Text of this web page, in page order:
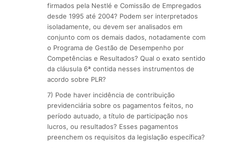
firmados pela Nestlé e Comissão de Empregados
desde 1995 até 2004? Podem ser interpretados
isoladamente, ou devem ser analisados em
conjunto com os demais dados, notadamente com
o Programa de Gestão de Desempenho por
Competências e Resultados? Qual o exato sentido
da cláusula 6ª contida nesses instrumentos de
acordo sobre PLR?
7) Pode haver incidência de contribuição
previdenciária sobre os pagamentos feitos, no
período autuado, a título de participação nos
lucros, ou resultados? Esses pagamentos
preenchem os requisitos da legislação específica?